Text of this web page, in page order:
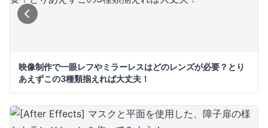
映像制作で一眼レフやミラーレスはどのレンズが必要？とり
あえずこの3種類揃えれば大丈夫！